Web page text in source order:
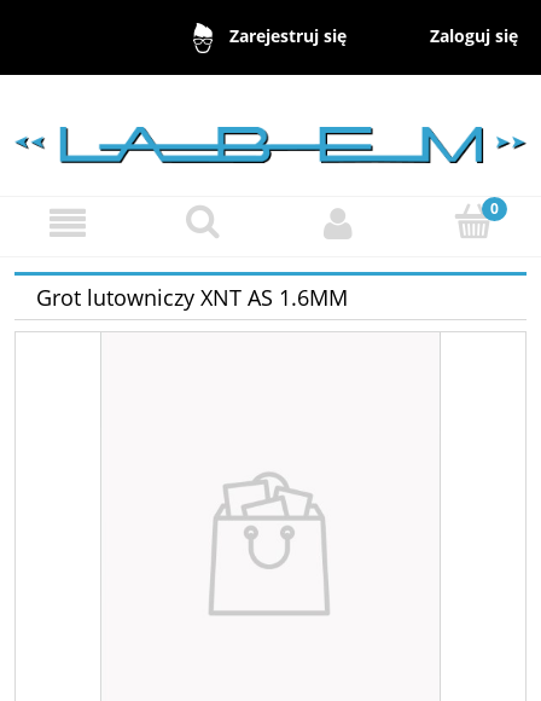
Zarejestruj się Zaloguj się
Grot lutowniczy XNT AS 1.6MM